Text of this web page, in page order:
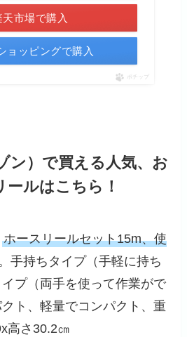
天市場で購入
ョッピングで購入
ポチップ
ン）で買える人気、お
ルはこちら！
ホースリールセット15m、使
手持ちタイプ（手軽に持ち
プ（両手を使って作業がで
ト、軽量でコンパクト、重
高さ30.2㎝